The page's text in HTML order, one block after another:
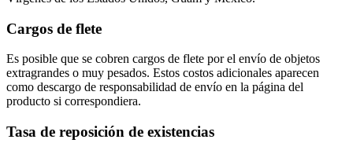
Cargos de flete
Es posible que se cobren cargos de flete por el envío de objetos
extragrandes o muy pesados. Estos costos adicionales aparecen
como descargo de responsabilidad de envío en la página del
producto si correspondiera.
Tasa de reposición de existencias